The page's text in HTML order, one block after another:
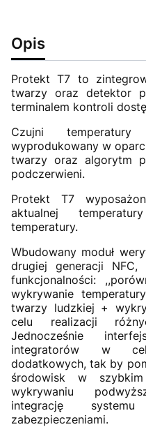
Opis
Protekt T7 to
twarzy oraz detektor
terminalem kontroli
Czujni
wyprodukowany w
twarzy oraz algorytm
podczerwieni.
Protekt T7
aktualnej
temperatury.
Wbudowany moduł
drugiej generacji
funkcjonalności:
wykrywanie
twarzy ludzkiej +
celu realizacji
Jednocześnie
integratorów w
dodatkowych, tak by
środowisk w
wykrywaniu
integrację
zabezpieczeniami.